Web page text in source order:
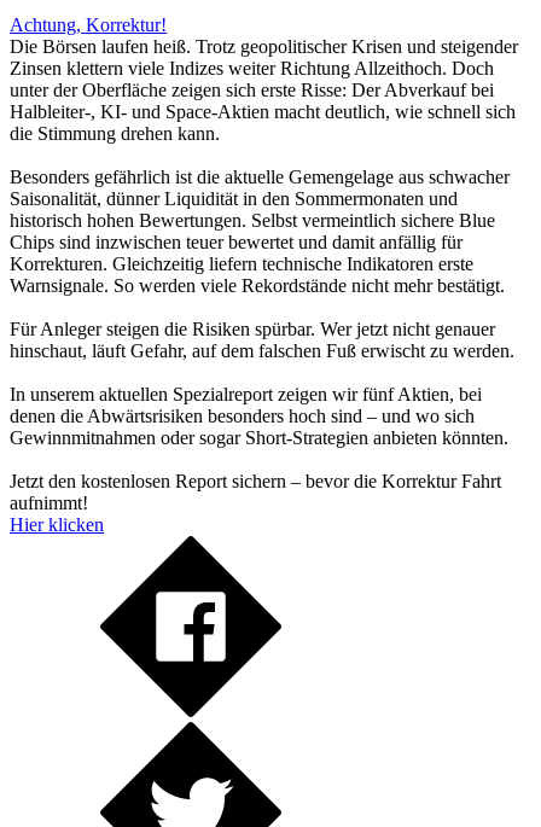
Achtung, Korrektur!
Die Börsen laufen heiß. Trotz geopolitischer Krisen und steigender
Zinsen klettern viele Indizes weiter Richtung Allzeithoch. Doch
unter der Oberfläche zeigen sich erste Risse: Der Abverkauf bei
Halbleiter-, KI- und Space-Aktien macht deutlich, wie schnell sich
die Stimmung drehen kann.
Besonders gefährlich ist die aktuelle Gemengelage aus schwacher
Saisonalität, dünner Liquidität in den Sommermonaten und
historisch hohen Bewertungen. Selbst vermeintlich sichere Blue
Chips sind inzwischen teuer bewertet und damit anfällig für
Korrekturen. Gleichzeitig liefern technische Indikatoren erste
Warnsignale. So werden viele Rekordstände nicht mehr bestätigt.
Für Anleger steigen die Risiken spürbar. Wer jetzt nicht genauer
hinschaut, läuft Gefahr, auf dem falschen Fuß erwischt zu werden.
In unserem aktuellen Spezialreport zeigen wir fünf Aktien, bei
denen die Abwärtsrisiken besonders hoch sind – und wo sich
Gewinnmitnahmen oder sogar Short-Strategien anbieten könnten.
Jetzt den kostenlosen Report sichern – bevor die Korrektur Fahrt
aufnimmt!
Hier klicken